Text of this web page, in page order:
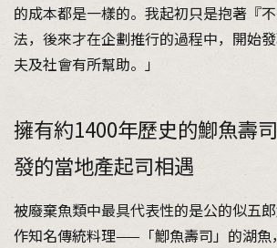
的成本都是一樣的。我起初只是抱著『
法，後來才在企劃推行的過程中，開始
夫及社會有所幫助。」
擁有約1400年歷史的鯽魚壽
發的當地產起司相遇
被廢棄魚類中最具代表性的是公的似五
作知名傳統料理——「鯽魚壽司」的湖魚